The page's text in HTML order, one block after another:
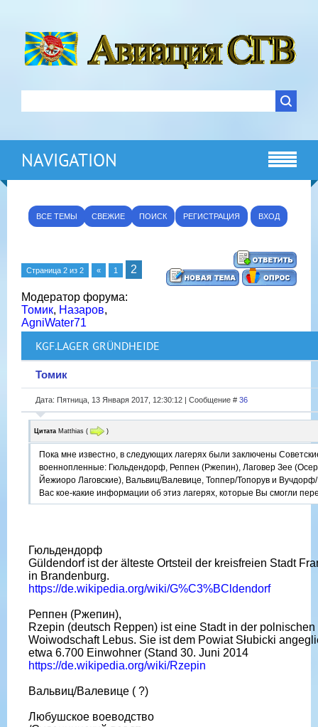
NAVIGATION
ВСЕ ТЕМЫ СВЕЖИЕ ПОИСК РЕГИСТРАЦИЯ ВХОД
Страница 2 из 2 « 1 2
Модератор форума:
Томик, Назаров,
AgniWater71
KGF.LAGER GRÜNDHEIDE
Томик
Дата: Пятница, 13 Января 2017, 12:30:12 | Сообщение # 36
Цитата Matthias ( )
Пока мне известно, в следующих лагерях были заключены
военнопленные: Гюльдендорф, Реппен (Ржепин), Лаговер Зее
Йежиоро Лаговские), Вальвиц/Валевице, Топпер/Топорув и
Вас кое-какие информации об этиз лагерях, которые Вы смогли
Гюльдендорф
Güldendorf ist der älteste Ortsteil der kreisfreien Stadt
in Brandenburg.
https://de.wikipedia.org/wiki/G%C3%BCldendorf
Реппен (Ржепин),
Rzepin (deutsch Reppen) ist eine Stadt in der polnischen
Woiwodschaft Lebus. Sie ist dem Powiat Słubicki
etwa 6.700 Einwohner (Stand 30. Juni 2014
https://de.wikipedia.org/wiki/Rzepin
Вальвиц/Валевице ( ?)
Любушское воеводство